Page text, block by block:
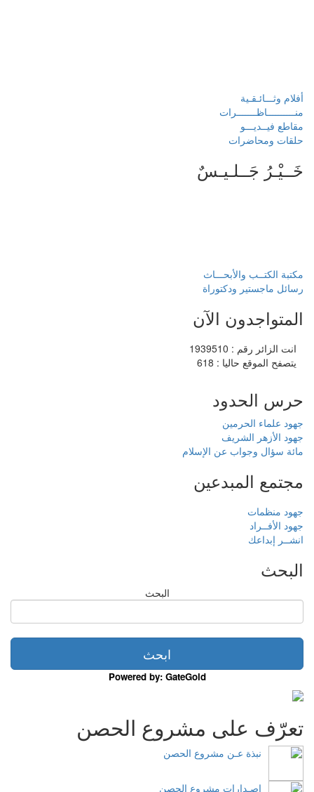
أفلام وثـــائـقـية
منــــــــــاظـــــــرات
مقاطع فيــديـــو
حلقات ومحاضرات
خَــيْـرُ جَــلـيـسٌ
مكتبة الكتــب والأبحـــاث
رسائل ماجستير ودكتوراة
المتواجدون الآن
انت الزائر رقم : 1939510
يتصفح الموقع حاليا : 618
حرس الحدود
جهود علماء الحرمين
جهود الأزهر الشريف
مائة سؤال وجواب عن الإسلام
مجتمع المبدعين
جهود منظمات
جهود الأفــراد
انشــر إبداعك
البحث
البحث
Powered by: GateGold
تعرّف على مشروع الحصن
نبذة عـن مشروع الحصن
اصـدارات مشروع الحصن